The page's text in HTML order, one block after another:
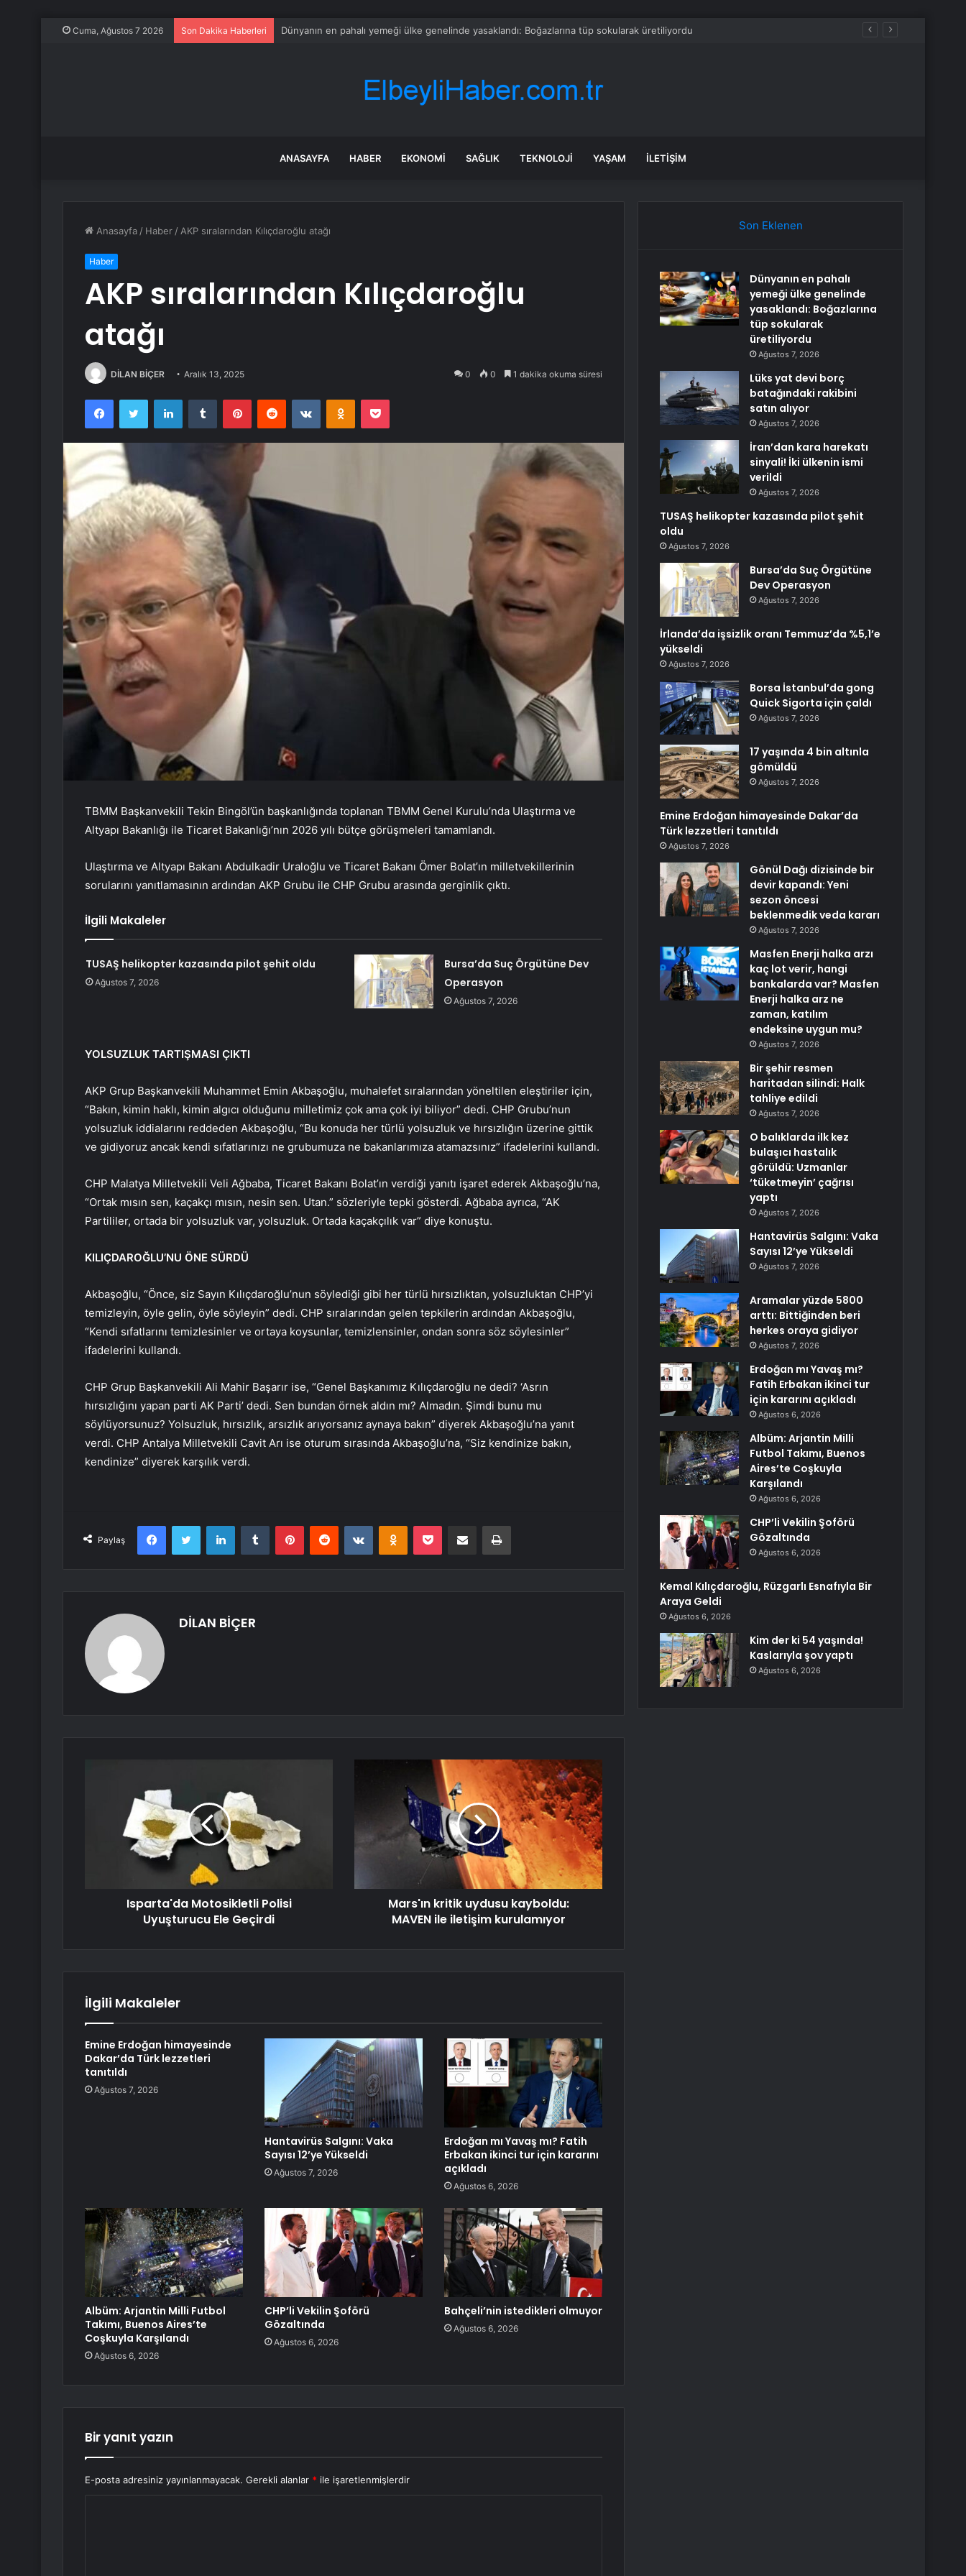
Cuma, Ağustos 7 2026 Son Dakika Haberleri Lüks yat devi borç batağındaki rakibini satın alıyor
ANASAYFA HABER EKONOMI SAĞLIK TEKNOLOJI YAŞAM İLETIŞIM
Anasayfa / Haber / AKP sıralarından Kılıçdaroğlu atağı
Haber
AKP sıralarından Kılıçdaroğlu
atağı
DİLAN BİÇER Aralık 13, 2025 0 0 1 dakika okuma süresi
FacebookTwitter LinkedInTumblr PinterestReddit VKontakteOdnoklassniki
Pocket
TBMM Başkanvekili Tekin Bingöl’ün başkanlığında toplanan TBMM Genel Kurulu’nda Ulaştırma ve
Altyapı Bakanlığı ile Ticaret Bakanlığı’nın 2026 yılı bütçe görüşmeleri tamamlandı.
Ulaştırma ve Altyapı Bakanı Abdulkadir Uraloğlu ve Ticaret Bakanı Ömer Bolat’ın milletvekillerinin
sorularını yanıtlamasının ardından AKP Grubu ile CHP Grubu arasında gerginlik çıktı.
İlgili Makaleler
TUSAŞ helikopter kazasında pilot şehit oldu
Ağustos 7, 2026
Bursa’da Suç Örgütüne Dev
Operasyon
Ağustos 7, 2026
YOLSUZLUK TARTIŞMASI ÇIKTI
AKP Grup Başkanvekili Muhammet Emin Akbaşoğlu, muhalefet sıralarından yöneltilen eleştiriler için,
“Bakın, kimin haklı, kimin algıcı olduğunu milletimiz çok ama çok iyi biliyor” dedi. CHP Grubu’nun
yolsuzluk iddialarını reddeden Akbaşoğlu, “Bu konuda her türlü yolsuzluk ve hırsızlığın üzerine gittik
ve gidiyoruz ancak kendi sıfatlarınızı ne grubumuza ne bakanlarımıza atamazsınız” ifadelerini kullandı.
CHP Malatya Milletvekili Veli Ağbaba, Ticaret Bakanı Bolat’ın verdiği yanıtı işaret ederek Akbaşoğlu’na,
“Ortak mısın sen, kaçakçı mısın, nesin sen. Utan.” sözleriyle tepki gösterdi. Ağbaba ayrıca, “AK
Partililer, ortada bir yolsuzluk var, yolsuzluk. Ortada kaçakçılık var” diye konuştu.
KILIÇDAROĞLU’NU ÖNE SÜRDÜ
Akbaşoğlu, “Önce, siz Sayın Kılıçdaroğlu’nun söylediği gibi her türlü hırsızlıktan, yolsuzluktan CHP’yi
temizleyin, öyle gelin, öyle söyleyin” dedi. CHP sıralarından gelen tepkilerin ardından Akbaşoğlu,
“Kendi sıfatlarını temizlesinler ve ortaya koysunlar, temizlensinler, ondan sonra söz söylesinler”
ifadelerini kullandı.
CHP Grup Başkanvekili Ali Mahir Başarır ise, “Genel Başkanımız Kılıçdaroğlu ne dedi? ‘Asrın
hırsızlığını yapan parti AK Parti’ dedi. Sen bundan örnek aldın mı? Almadın. Şimdi bunu mu
söylüyorsunuz? Yolsuzluk, hırsızlık, arsızlık arıyorsanız aynaya bakın” diyerek Akbaşoğlu’na yanıt
verdi. CHP Antalya Milletvekili Cavit Arı ise oturum sırasında Akbaşoğlu’na, “Siz kendinize bakın,
kendinize” diyerek karşılık verdi.
Paylaş
FacebookTwitter LinkedInTumblr PinterestReddit VKontakteOdnoklassniki
Pocket E-Posta ile paylaş Yazdır
DİLAN BİÇER
Isparta'da Motosikletli Polisi
Uyuşturucu Ele Geçirdi
Mars'ın kritik uydusu kayboldu:
MAVEN ile iletişim kurulamıyor
İlgili Makaleler
Emine Erdoğan himayesinde
Dakar’da Türk lezzetleri
tanıtıldı
Ağustos 7, 2026
Hantavirüs Salgını: Vaka
Sayısı 12’ye Yükseldi
Ağustos 7, 2026
Erdoğan mı Yavaş mı? Fatih
Erbakan ikinci tur için kararını
açıkladı
Ağustos 6, 2026
Albüm: Arjantin Milli Futbol
Takımı, Buenos Aires’te
Coşkuyla Karşılandı
Ağustos 6, 2026
CHP’li Vekilin Şoförü
Gözaltında
Ağustos 6, 2026
Bahçeli’nin istedikleri olmuyor
Ağustos 6, 2026
Bir yanıt yazın
E-posta adresiniz yayınlanmayacak. Gerekli alanlar * ile işaretlenmişlerdir
Son Eklenen
Dünyanın en pahalı
yemeği ülke genelinde
yasaklandı: Boğazlarına
tüp sokularak
üretiliyordu
Ağustos 7, 2026
Lüks yat devi borç
batağındaki rakibini
satın alıyor
Ağustos 7, 2026
İran’dan kara harekatı
sinyali! İki ülkenin ismi
verildi
Ağustos 7, 2026
TUSAŞ helikopter kazasında pilot şehit
oldu
Ağustos 7, 2026
Bursa’da Suç Örgütüne
Dev Operasyon
Ağustos 7, 2026
İrlanda’da işsizlik oranı Temmuz’da %5,1’e
yükseldi
Ağustos 7, 2026
Borsa İstanbul’da gong
Quick Sigorta için çaldı
Ağustos 7, 2026
17 yaşında 4 bin altınla
gömüldü
Ağustos 7, 2026
Emine Erdoğan himayesinde Dakar’da
Türk lezzetleri tanıtıldı
Ağustos 7, 2026
Gönül Dağı dizisinde bir
devir kapandı: Yeni
sezon öncesi
beklenmedik veda kararı
Ağustos 7, 2026
Masfen Enerji halka arzı
kaç lot verir, hangi
bankalarda var? Masfen
Enerji halka arz ne
zaman, katılım
endeksine uygun mu?
Ağustos 7, 2026
Bir şehir resmen
haritadan silindi: Halk
tahliye edildi
Ağustos 7, 2026
O balıklarda ilk kez
bulaşıcı hastalık
görüldü: Uzmanlar
‘tüketmeyin’ çağrısı
yaptı
Ağustos 7, 2026
Hantavirüs Salgını: Vaka
Sayısı 12’ye Yükseldi
Ağustos 7, 2026
Aramalar yüzde 5800
arttı: Bittiğinden beri
herkes oraya gidiyor
Ağustos 7, 2026
Erdoğan mı Yavaş mı?
Fatih Erbakan ikinci tur
için kararını açıkladı
Ağustos 6, 2026
Albüm: Arjantin Milli
Futbol Takımı, Buenos
Aires’te Coşkuyla
Karşılandı
Ağustos 6, 2026
CHP’li Vekilin Şoförü
Gözaltında
Ağustos 6, 2026
Kemal Kılıçdaroğlu, Rüzgarlı Esnafıyla Bir
Araya Geldi
Ağustos 6, 2026
Kim der ki 54 yaşında!
Kaslarıyla şov yaptı
Ağustos 6, 2026